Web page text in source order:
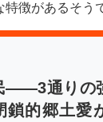
徴があるそう
――3通りの
鎖的郷土愛